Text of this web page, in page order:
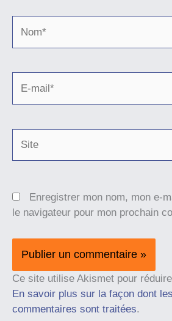
mail*
Enregistrer mon nom, mon e-
le navigateur pour mon prochain
Ce site utilise Akismet pour
En savoir plus sur la façon dont
commentaires sont traitées.